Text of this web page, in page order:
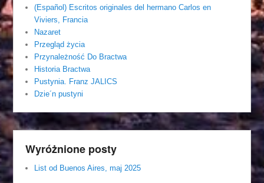
(Español) Escritos originales del hermano Carlos en
Viviers, Francia
Nazaret
Przegląd życia
Przynależność Do Bractwa
Historia Bractwa
Pustynia. Franz JALICS
Dzie´n pustyni
Wyróżnione posty
List od Buenos Aires, maj 2025